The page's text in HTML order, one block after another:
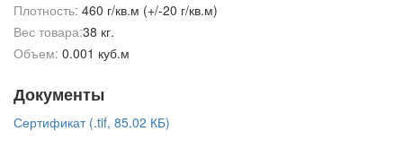
Плотность: 460 г/кв.м (+/-20 г/кв.м)
Вес товара:38 кг.
Объем: 0.001 куб.м
Документы
Сертификат (.tif, 85.02 КБ)